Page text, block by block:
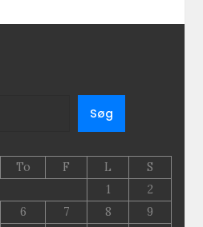
Søg
To F L
S
1
2
6 7 8
9